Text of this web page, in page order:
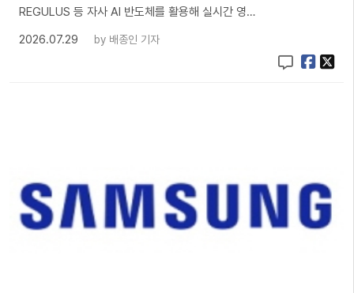
REGULUS 등 자사 AI 반도체를 활용해 실시간 영…
2026.07.29
by 배종인 기자